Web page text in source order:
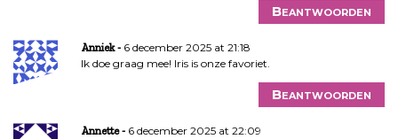
Beantwoorden
Anniek
6 december 2025 at 21:18
Ik doe graag mee! Iris is onze favoriet.
Beantwoorden
Annette
6 december 2025 at 22:09